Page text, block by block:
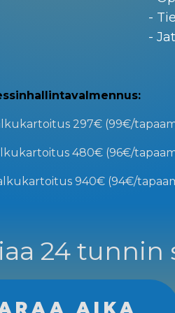
-
-
297€ (99€/
480€ (96€/
940€ (94€/
24 tunnin
AIKA